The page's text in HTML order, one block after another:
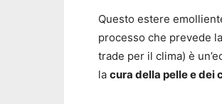
Questo estere
processo che prevede
trade per il clima) è
la cura della pelle e dei